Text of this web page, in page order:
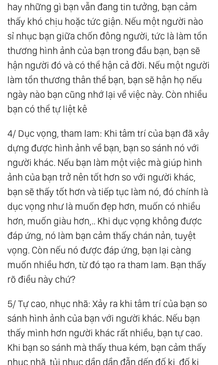
hay những gì bạn vẫn đang tin tưởng, bạn cảm
thấy khó chịu hoặc tức giận. Nếu một người nào
sỉ nhục bạn giữa chốn đông người, tức là làm tổn
thương hình ảnh của bạn trong đầu bạn, bạn sẽ
hận người đó và có thể hận cả đời. Nếu một người
làm tổn thương thân thể bạn, bạn sẽ hận họ nếu
ngày nào bạn cũng nhớ lại về việc này. Còn nhiều
bạn có thể tự liệt kê
4/ Dục vọng, tham lam: Khi tâm trí của bạn đã xây
dựng được hình ảnh về bạn, bạn so sánh nó với
người khác. Nếu bạn làm một việc mà giúp hình
ảnh của bạn trở nên tốt hơn so với người khác,
bạn sẽ thấy tốt hơn và tiếp tục làm nó, đó chính là
dục vọng như là muốn đẹp hơn, muốn có nhiều
hơn, muốn giàu hơn,.. Khi dục vọng không được
đáp ứng, nó làm bạn cảm thấy chán nản, tuyệt
vọng. Còn nếu nó được đáp ứng, bạn lại càng
muốn nhiều hơn, từ đó tạo ra tham lam. Bạn thấy
rõ điều này chứ?
5/ Tự cao, nhục nhã: Xảy ra khi tâm trí của bạn so
sánh hình ảnh của bạn với người khác. Nếu bạn
thấy mình hơn người khác rất nhiều, bạn tự cao.
Khi bạn so sánh mà thấy thua kém, bạn cảm thấy
nhục nhã, tủi nhục dần dần đẫn dến đố kị, đố kị